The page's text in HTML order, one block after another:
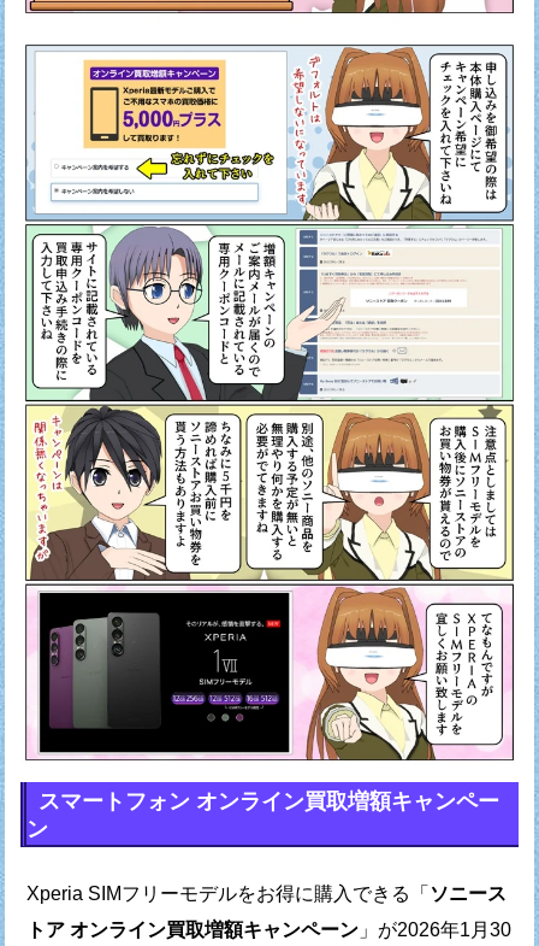
スマートフォン オンライン買取増額キャンペー
ン
Xperia SIMフリーモデルをお得に購入できる 「 ソニース
トア オンライン買取増額キャンペーン」が2026年1月30